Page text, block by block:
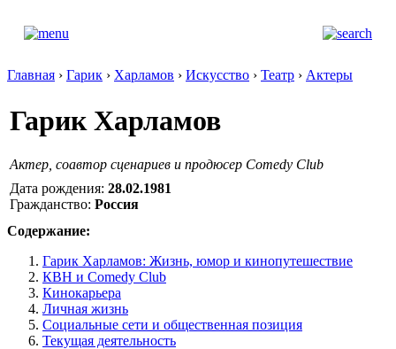
Главная › Гарик › Харламов › Искусство › Театр › Актеры
Гарик Харламов
Актер, соавтор сценариев и продюсер Comedy Club
Дата рождения: 28.02.1981
Гражданство: Россия
Содержание:
Гарик Харламов: Жизнь, юмор и кинопутешествие
КВН и Comedy Club
Кинокарьера
Личная жизнь
Социальные сети и общественная позиция
Текущая деятельность